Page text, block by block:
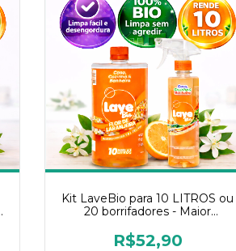
Kit LaveBio para 10 LITROS ou
20 borrifadores - Maior
de Laranjeira
R$52,90